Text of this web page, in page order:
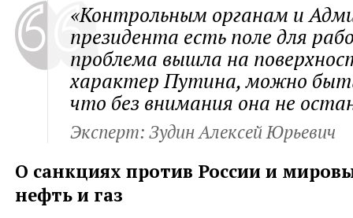
«Контрольным органам и
президента есть поле для
проблема вышла на
характер Путина, можно
что без внимания она не
Эксперт: Зудин Алексей Юрьевич
О санкциях против России и
нефть и газ